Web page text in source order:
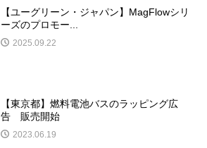
【ユーグリーン・ジャパン】MagFlowシリ
ーズのプロモー...
2025.09.22
【東京都】燃料電池バスのラッピング広
告 販売開始
2023.06.19